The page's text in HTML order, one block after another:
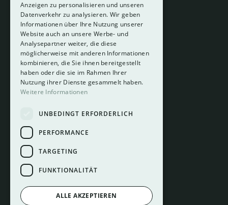
About
Hotelberatung
Mediadaten
Instagram
LinkedIn
Anzeigen zu personalisieren und unseren
Datenverkehr zu analysieren. Wir geben
Informationen über Ihre Nutzung unserer
Website auch an unsere Werbe- und
Analysepartner weiter, die diese
möglicherweise mit anderen Informationen
kombinieren, die Sie ihnen bereitgestellt
haben oder die sie im Rahmen Ihrer
Nutzung ihrer Dienste gesammelt haben.
Weitere Informationen
UNBEDINGT ERFORDERLICH
PERFORMANCE
TARGETING
FUNKTIONALITÄT
ALLE AKZEPTIEREN